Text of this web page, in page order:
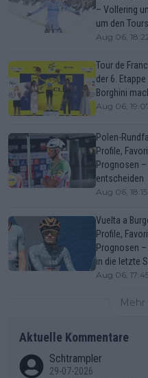
– Vollering
um den
Aug 06,
Tour de
der 6.
Borghini
Aug 06,
Polen-
Profile,
Prognosen
entscheiden
Aug 06, 18:15
Vuelta a
Profile,
Prognosen
in die letzte
Aug 06,
Mehr
Aktuelle Kommentare
Schtrampler
29-07-2026